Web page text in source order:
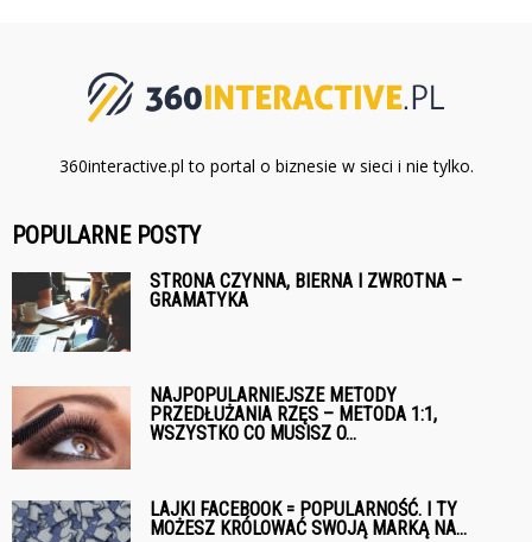
360interactive.pl to portal o biznesie w sieci i nie tylko.
POPULARNE POSTY
STRONA CZYNNA, BIERNA I ZWROTNA –
GRAMATYKA
NAJPOPULARNIEJSZE METODY
PRZEDŁUŻANIA RZĘS – METODA 1:1,
WSZYSTKO CO MUSISZ O...
LAJKI FACEBOOK = POPULARNOŚĆ. I TY
MOŻESZ KRÓLOWAĆ SWOJĄ MARKĄ NA...